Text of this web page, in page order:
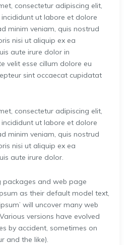
consectetur adipiscing elit,
ut labore et dolore
minim veniam, quis nostrud
nisi ut aliquip ex ea
aute irure dolor in
velit esse cillum dolore eu
sint occaecat cupidatat
consectetur adipiscing elit,
ut labore et dolore
minim veniam, quis nostrud
nisi ut aliquip ex ea
aute irure dolor.
packages and web page
as their default model text,
will uncover many web
versions have evolved
by accident, sometimes on
and the like).